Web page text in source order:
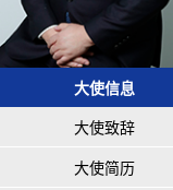
大使信息
大使致辞
大使简历